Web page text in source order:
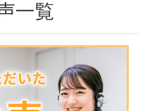
一覧